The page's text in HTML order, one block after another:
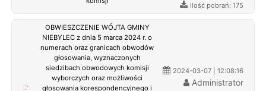
Ilość pobrań: 175
OBWIESZCZENIE WÓJTA GMINY
NIEBYLEC z dnia 5 marca 2024 r. o
numerach oraz granicach obwodów
głosowania, wyznaczonych
siedzibach obwodowych komisji
wyborczych oraz możliwości
głosowania korespondencyjnego i
2024-03-07 | 12:08:16
Administrator